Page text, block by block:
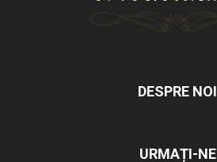
DESPRE NOI
URMAȚI-NE